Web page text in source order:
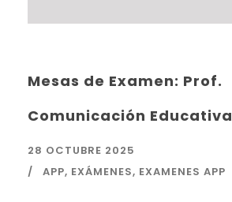
Mesas de Examen: Prof.
Comunicación Educativa
28 OCTUBRE 2025
APP, EXÁMENES, EXAMENES APP